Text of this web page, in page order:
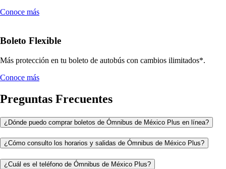
Conoce más
Boleto Flexible
Más protección en tu boleto de autobús con cambios ilimitados*.
Conoce más
Preguntas Frecuentes
¿Dónde puedo comprar boletos de Ómnibus de México Plus en línea?
¿Cómo consulto los horarios y salidas de Ómnibus de México Plus?
¿Cuál es el teléfono de Ómnibus de México Plus?